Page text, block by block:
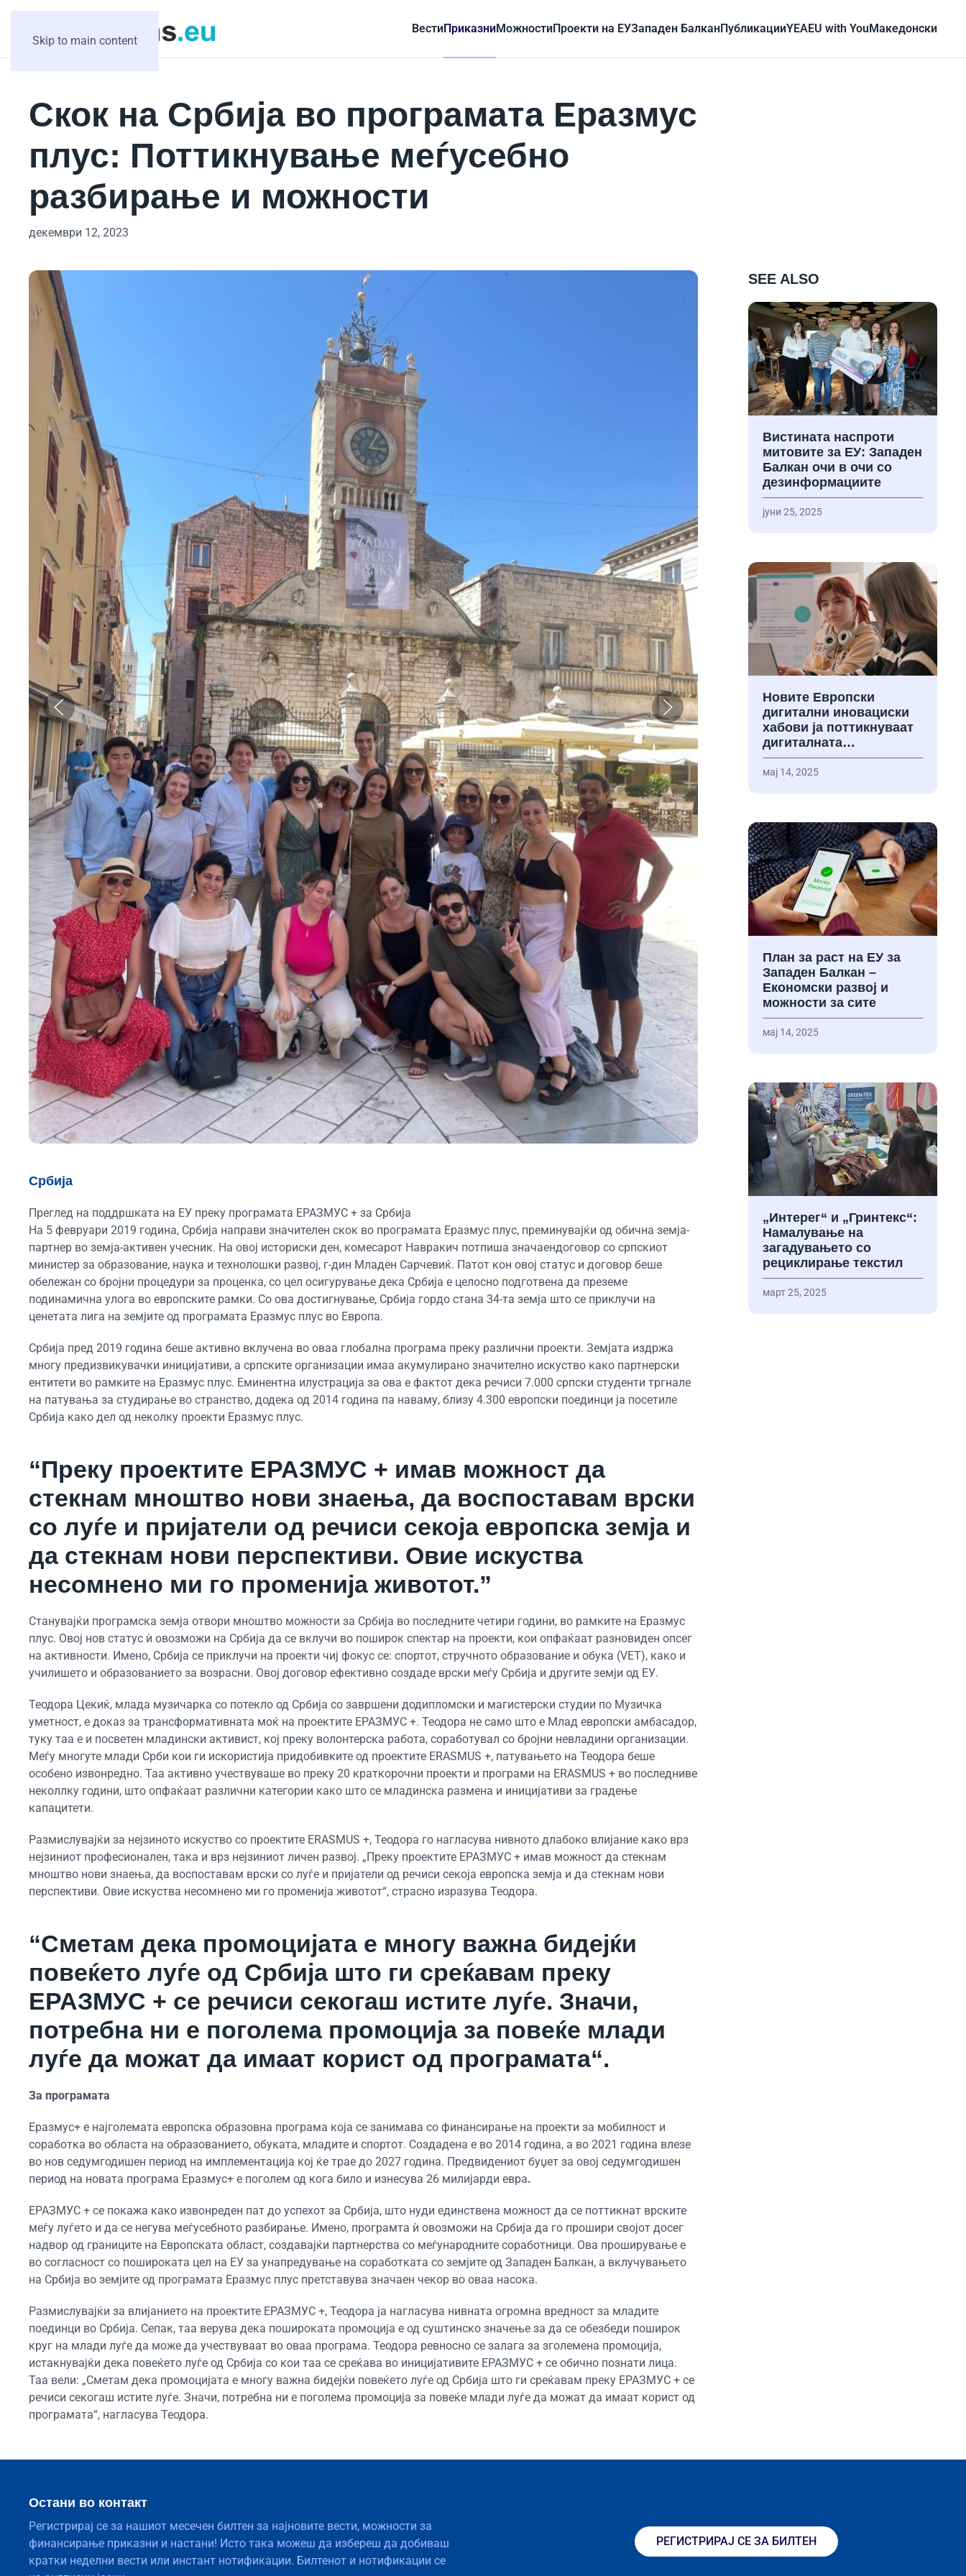
Skip to main content
ВестиПриказниМожностиПроекти на ЕУЗападен БалканПубликацииYEAEU with YouMакедонски
Скок на Србија во програмата Еразмус
плус: Поттикнување меѓусебно
разбирање и можности
декември 12, 2023
Србија
Преглед на поддршката на ЕУ преку програмата ЕРАЗМУС + за Србија
На 5 февруари 2019 година, Србија направи значителен скок во програмата Еразмус плус, преминувајќи од обична земја-
партнер во земја-активен учесник. На овој историски ден, комесарот Навракич потпиша значаендоговор со српскиот
министер за образование, наука и технолошки развој, г-дин Младен Сарчевиќ. Патот кон овој статус и договор беше
обележан со бројни процедури за проценка, со цел осигурување дека Србија е целосно подготвена да преземе
подинамична улога во европските рамки. Со ова достигнување, Србија гордо стана 34-та земја што се приклучи на
ценетата лига на земјите од програмата Еразмус плус во Европа.
Србија пред 2019 година беше активно вклучена во оваа глобална програма преку различни проекти. Земјата издржа
многу предизвикувачки иницијативи, а српските организации имаа акумулирано значително искуство како партнерски
ентитети во рамките на Еразмус плус. Еминентна илустрација за ова е фактот дека речиси 7.000 српски студенти тргнале
на патувања за студирање во странство, додека од 2014 година па наваму, близу 4.300 европски поединци ја посетиле
Србија како дел од неколку проекти Еразмус плус.
“Преку проектите ЕРАЗМУС + имав можност да
стекнам мноштво нови знаења, да воспоставам врски
со луѓе и пријатели од речиси секоја европска земја и
да стекнам нови перспективи. Овие искуства
несомнено ми го променија животот.”
Станувајќи програмска земја отвори мноштво можности за Србија во последните четири години, во рамките на Еразмус
плус. Овој нов статус ѝ овозможи на Србија да се вклучи во поширок спектар на проекти, кои опфаќаат разновиден опсег
на активности. Имено, Србија се приклучи на проекти чиј фокус се: спортот, стручното образование и обука (VET), како и
училишето и образованието за возрасни. Овој договор ефективно создаде врски меѓу Србија и другите земји од ЕУ.
Теодора Цекиќ, млада музичарка со потекло од Србија со завршени додипломски и магистерски студии по Музичка
уметност, е доказ за трансформативната моќ на проектите ЕРАЗМУС +. Теодора не само што е Млад европски амбасадор,
туку таа е и посветен младински активист, кој преку волонтерска работа, соработувал со бројни невладини организации.
Меѓу многуте млади Срби кои ги искористија придобивките од проектите ERASMUS +, патувањето на Теодора беше
особено извонредно. Таа активно учествуваше во преку 20 краткорочни проекти и програми на ERASMUS + во последниве
неколлку години, што опфаќаат различни категории како што се младинска размена и иницијативи за градење
капацитети.
Размислувајќи за нејзиното искуство со проектите ERASMUS +, Теодора го нагласува нивното длабоко влијание како врз
нејзиниот професионален, така и врз нејзиниот личен развој. „Преку проектите ЕРАЗМУС + имав можност да стекнам
мноштво нови знаења, да воспоставам врски со луѓе и пријатели од речиси секоја европска земја и да стекнам нови
перспективи. Овие искуства несомнено ми го променија животот“, страсно изразува Теодора.
“Сметам дека промоцијата е многу важна бидејќи
повеќето луѓе од Србија што ги среќавам преку
ЕРАЗМУС + се речиси секогаш истите луѓе. Значи,
потребна ни е поголема промоција за повеќе млади
луѓе да можат да имаат корист од програмата“.
За програмата
Еразмус+ е најголемата европска образовна програма која се занимава со финансирање на проекти за мобилност и
соработка во областа на образованието, обуката, младите и спортот. Создадена е во 2014 година, а во 2021 година влезе
во нов седумгодишен период на имплементација кој ќе трае до 2027 година. Предвидениот буџет за овој седумгодишен
период на новата програма Еразмус+ е поголем од кога било и изнесува 26 милијарди евра.
ЕРАЗМУС + се покажа како извонреден пат до успехот за Србија, што нуди единствена можност да се поттикнат врските
меѓу луѓето и да се негува меѓусебното разбирање. Имено, програмта ѝ овозможи на Србија да го прошири својот досег
надвор од границите на Европската област, создавајќи партнерства со меѓународните соработници. Ова проширување е
во согласност со пошироката цел на ЕУ за унапредување на соработката со земјите од Западен Балкан, а вклучувањето
на Србија во земјите од програмата Еразмус плус претставува значаен чекор во оваа насока.
Размислувајќи за влијанието на проектите ЕРАЗМУС +, Теодора ја нагласува нивната огромна вредност за младите
поединци во Србија. Сепак, таа верува дека пошироката промоција е од суштинско значење за да се обезбеди поширок
круг на млади луѓе да може да учествуваат во оваа програма. Теодора ревносно се залага за зголемена промоција,
истакнувајќи дека повеќето луѓе од Србија со кои таа се среќава во иницијативите ЕРАЗМУС + се обично познати лица.
Таа вели: „Сметам дека промоцијата е многу важна бидејќи повеќето луѓе од Србија што ги среќавам преку ЕРАЗМУС + се
речиси секогаш истите луѓе. Значи, потребна ни е поголема промоција за повеќе млади луѓе да можат да имаат корист од
програмата“, нагласува Теодора.
SEE ALSO
Вистината наспроти
митовите за ЕУ: Западен
Балкан очи в очи со
дезинформациите
јуни 25, 2025
Новите Европски
дигитални иновациски
хабови ја поттикнуваат
дигиталната…
мај 14, 2025
План за раст на ЕУ за
Западен Балкан –
Економски развој и
можности за сите
мај 14, 2025
„Интерег“ и „Гринтекс“:
Намалување на
загадувањето со
рециклирање текстил
март 25, 2025
Остани во контакт
Регистрирај се за нашиот месечен билтен за најновите вести, можности за
финансирање приказни и настани! Исто така можеш да избереш да добиваш
кратки неделни вести или инстант нотификации. Билтенот и нотификации се
РЕГИСТРИРАЈ СЕ ЗА БИЛТЕН